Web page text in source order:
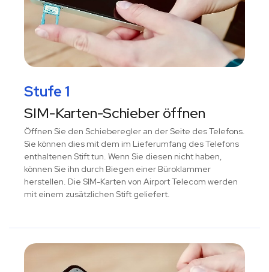
Stufe 1
SIM-Karten-Schieber öffnen
Öffnen Sie den Schieberegler an der Seite des Telefons.
Sie können dies mit dem im Lieferumfang des Telefons
enthaltenen Stift tun. Wenn Sie diesen nicht haben,
können Sie ihn durch Biegen einer Büroklammer
herstellen. Die SIM-Karten von Airport Telecom werden
mit einem zusätzlichen Stift geliefert.